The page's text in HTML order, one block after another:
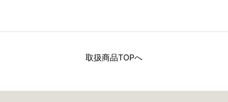
取扱商品TOPへ